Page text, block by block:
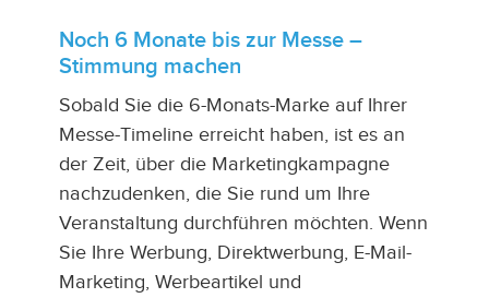
Noch 6 Monate bis zur Messe –
Stimmung machen
Sobald Sie die 6-Monats-Marke auf Ihrer
Messe-Timeline erreicht haben, ist es an
der Zeit, über die Marketingkampagne
nachzudenken, die Sie rund um Ihre
Veranstaltung durchführen möchten. Wenn
Sie Ihre Werbung, Direktwerbung, E-Mail-
Marketing, Werbeartikel und